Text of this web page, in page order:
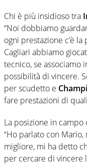
Chi è più insidioso tra
“Noi dobbiamo
ogni prestazione c’è
Cagliari abbiamo
tecnico, se associamo
possibilità di vincere.
per scudetto e
fare prestazioni di
La posizione in campo
“Ho parlato con
migliore, mi ha detto
per cercare di vincere